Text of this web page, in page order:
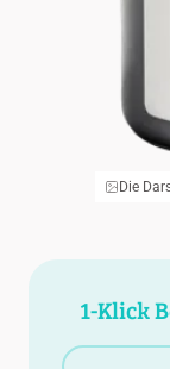
Die
1-Klick